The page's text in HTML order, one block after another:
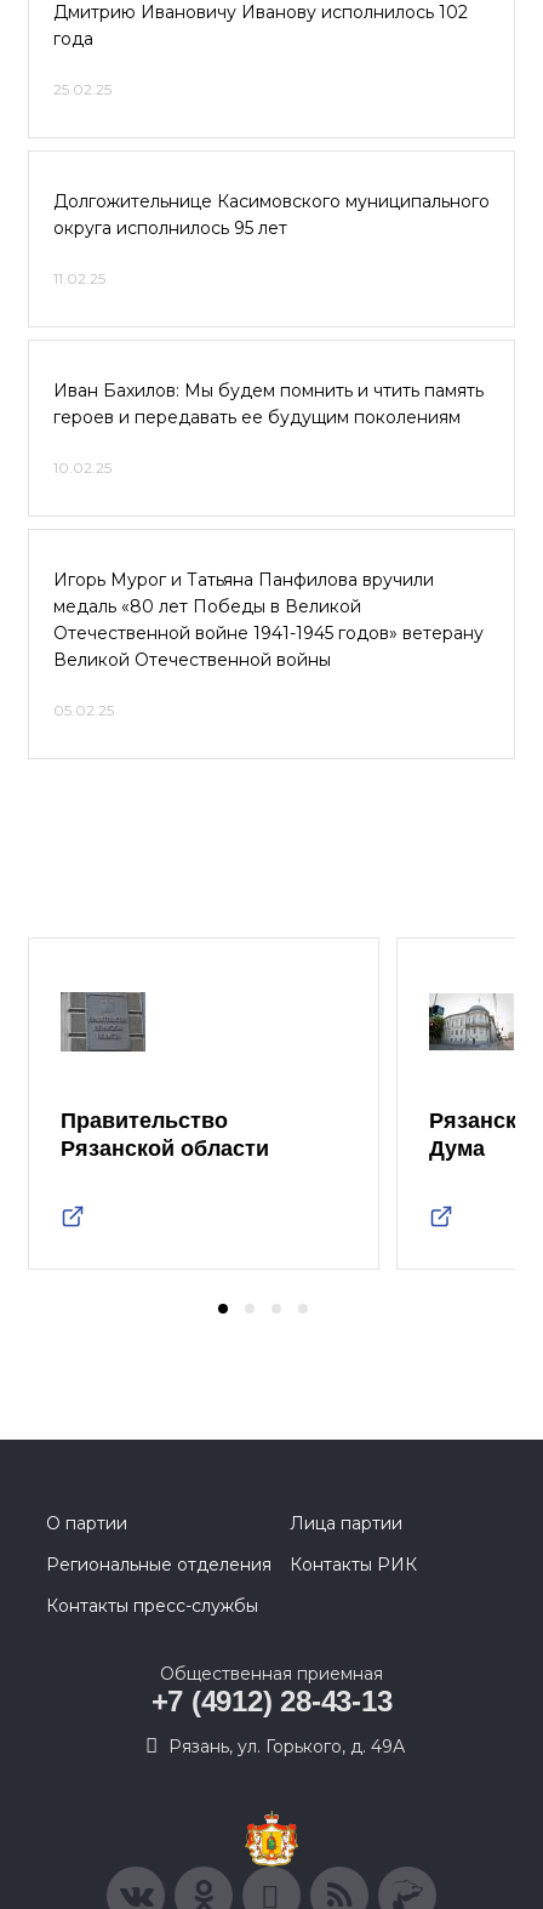
Дмитрию Ивановичу Иванову исполнилось 102
года
25.02.25
Долгожительнице Касимовского муниципального
округа исполнилось 95 лет
11.02.25
Иван Бахилов: Мы будем помнить и чтить память
героев и передавать ее будущим поколениям
10.02.25
Игорь Мурог и Татьяна Панфилова вручили
медаль «80 лет Победы в Великой
Отечественной войне 1941-1945 годов» ветерану
Великой Отечественной войны
05.02.25
Правительство
Рязанской области
Дума
О партии
Лица партии
Региональные отделения
Контакты РИК
Контакты пресс-службы
Общественная приемная
+7 (4912) 28-43-13
Рязань, ул. Горького, д. 49А